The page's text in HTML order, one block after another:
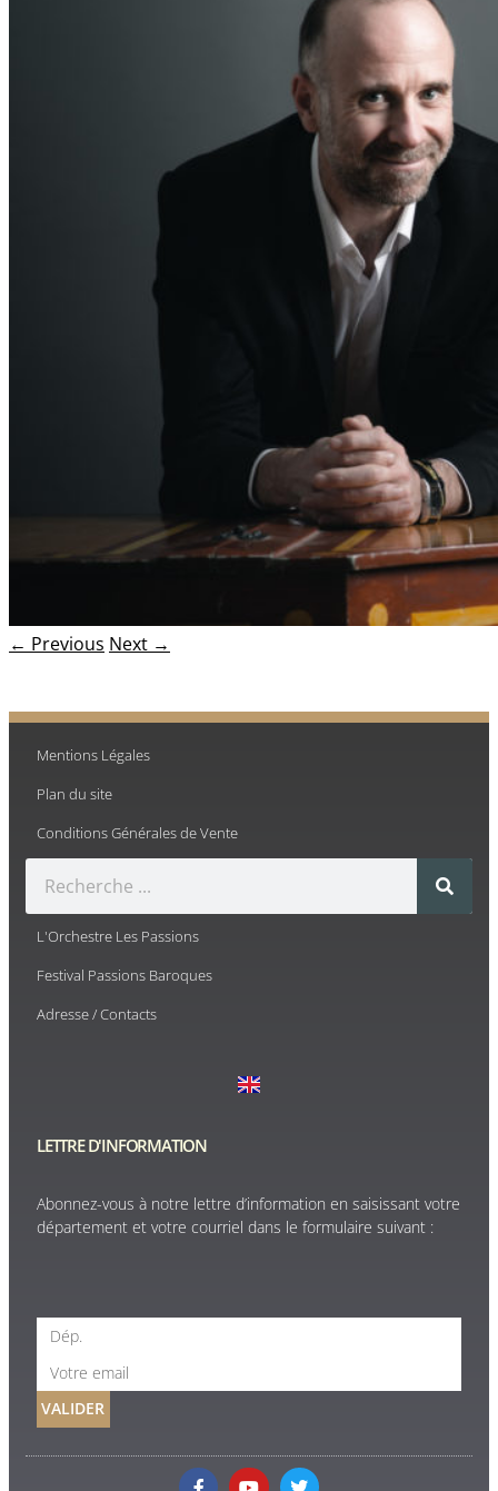
← Previous Next →
Mentions Légales
Plan du site
Conditions Générales de Vente
L'Orchestre Les Passions
Festival Passions Baroques
Adresse / Contacts
LETTRE D'INFORMATION
Abonnez-vous à notre lettre d’information en saisissant votre
département et votre courriel dans le formulaire suivant :
VALIDER